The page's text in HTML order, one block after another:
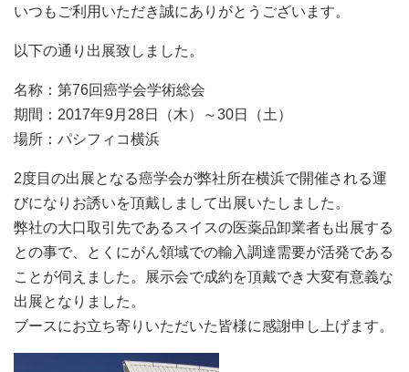
いつもご利用いただき誠にありがとうございます。
以下の通り出展致しました。
名称：第76回癌学会学術総会
期間：2017年9月28日（木）～30日（土）
場所：パシフィコ横浜
2度目の出展となる癌学会が弊社所在横浜で開催される運
びになりお誘いを頂戴しまして出展いたしました。
弊社の大口取引先であるスイスの医薬品卸業者も出展する
との事で、とくにがん領域での輸入調達需要が活発である
ことが伺えました。展示会で成約を頂戴でき大変有意義な
出展となりました。
ブースにお立ち寄りいただいた皆様に感謝申し上げます。